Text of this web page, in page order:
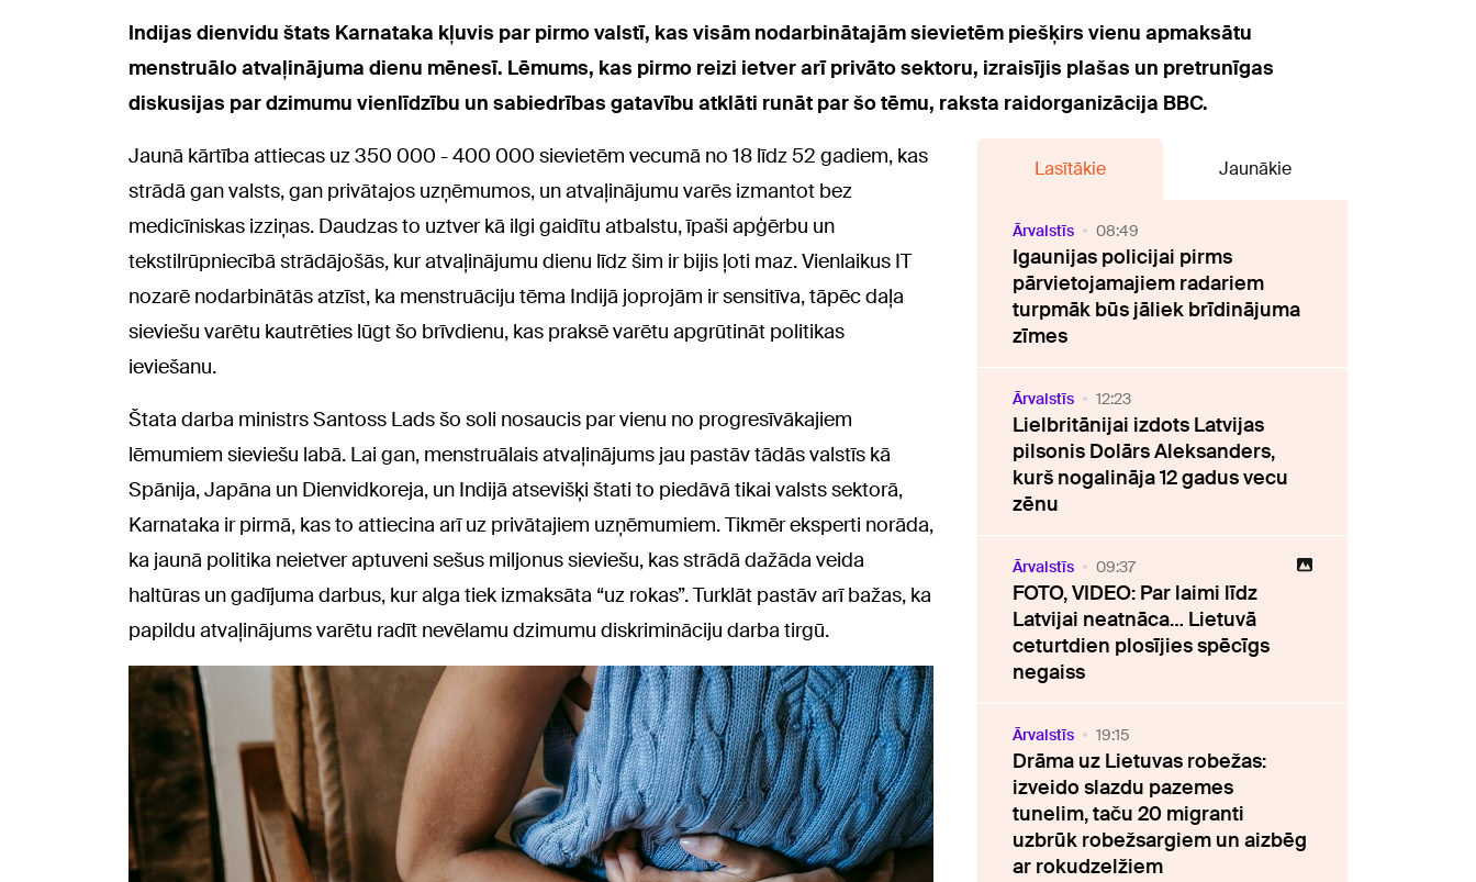
Indijas dienvidu štats Karnataka kļuvis par pirmo valstī, kas visām nodarbinātajām sievietēm piešķirs vienu apmaksātu
menstruālo atvaļinājuma dienu mēnesī. Lēmums, kas pirmo reizi ietver arī privāto sektoru, izraisījis plašas un pretrunīgas
diskusijas par dzimumu vienlīdzību un sabiedrības gatavību atklāti runāt par šo tēmu, raksta raidorganizācija BBC.
Jaunā kārtība attiecas uz 350 000 - 400 000 sievietēm vecumā no 18 līdz 52 gadiem, kas
strādā gan valsts, gan privātajos uzņēmumos, un atvaļinājumu varēs izmantot bez
medicīniskas izziņas. Daudzas to uztver kā ilgi gaidītu atbalstu, īpaši apģērbu un
tekstilrūpniecībā strādājošās, kur atvaļinājumu dienu līdz šim ir bijis ļoti maz. Vienlaikus IT
nozarē nodarbinātās atzīst, ka menstruāciju tēma Indijā joprojām ir sensitīva, tāpēc daļa
sieviešu varētu kautrēties lūgt šo brīvdienu, kas praksē varētu apgrūtināt politikas
ieviešanu.
Štata darba ministrs Santoss Lads šo soli nosaucis par vienu no progresīvākajiem
lēmumiem sieviešu labā. Lai gan, menstruālais atvaļinājums jau pastāv tādās valstīs kā
Spānija, Japāna un Dienvidkoreja, un Indijā atsevišķi štati to piedāvā tikai valsts sektorā,
Karnataka ir pirmā, kas to attiecina arī uz privātajiem uzņēmumiem. Tikmēr eksperti norāda,
ka jaunā politika neietver aptuveni sešus miljonus sieviešu, kas strādā dažāda veida
haltūras un gadījuma darbus, kur alga tiek izmaksāta “uz rokas”. Turklāt pastāv arī bažas, ka
papildu atvaļinājums varētu radīt nevēlamu dzimumu diskrimināciju darba tirgū.
Lasītākie Jaunākie
Ārvalstīs 08:49
Igaunijas policijai pirms
pārvietojamajiem radariem
turpmāk būs jāliek brīdinājuma
zīmes
Ārvalstīs 12:23
Lielbritānijai izdots Latvijas
pilsonis Dolārs Aleksanders,
kurš nogalināja 12 gadus vecu
zēnu
Ārvalstīs 09:37
FOTO, VIDEO: Par laimi līdz
Latvijai neatnāca… Lietuvā
ceturtdien plosījies spēcīgs
negaiss
Ārvalstīs 19:15
Drāma uz Lietuvas robežas:
izveido slazdu pazemes
tunelim, taču 20 migranti
uzbrūk robežsargiem un aizbēg
ar rokudzelžiem